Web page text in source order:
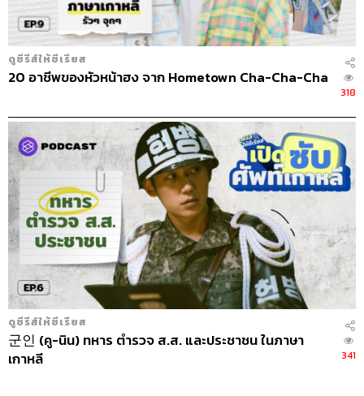
ดูซีรีส์ให้ซีเรียส
20 อาชีพของหัวหน้าฮง จาก Hometown Cha-Cha-Cha
318
ดูซีรีส์ให้ซีเรียส
군인 (คู-นิน) ทหาร ตำรวจ ส.ส. และประชาชน ในภาษา
เกาหลี
341